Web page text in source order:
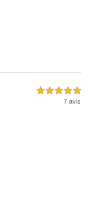
5,0 étoiles sur 5
7 avis